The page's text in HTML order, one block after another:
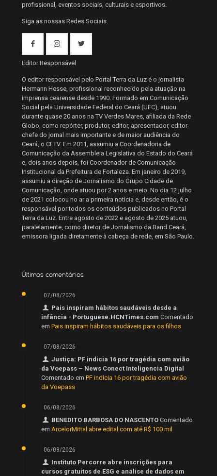
profissional, eventos sociais, culturais e esportivos.
Siga as nossas Redes Sociais.
Editor Responsável
O editor responsável pelo Portal Terra da Luz é o jornalista
Hermann Hesse, profissional reconhecido pela atuação na
imprensa cearense desde 1990. Formado em Comunicação
Social pela Universidade Federal do Ceará (UFC), atuou
durante quase 20 anos na TV Verdes Mares, afiliada da Rede
Globo, como repórter, produtor, editor, apresentador, editor-
chefe do jornal mais importante e de maior audiência do
Ceará, o CETV. Em 2011, assumiu a Coordenadoria de
Comunicação da Assembleia Legislativa do Estado do Ceará
e, dois anos depois, foi Coordenador de Comunicação
Institucional da Prefeitura de Fortaleza. Em janeiro de 2019,
assumiu a direção de Jornalismo do Grupo Cidade de
Comunicação, onde atuou por 2 anos e meio. No dia 12 julho
de 2021 colocou no ar a primeira notícia e, desde então, é o
responsável por todos os conteúdos publicados no Portal
Terra da Luz. Entre agosto de 2022 e agosto de 2025 atuou,
paralelamente, como diretor de Jornalismo da Band Ceará,
emissora ligada diretamente à cabeça de rede, em São Paulo.
Últimos comentários
07/08/2026
Pais inspiram hábitos saudáveis desde a
infância - Portuguese.HCNTimes.com Comentado
em Pais inspiram hábitos saudáveis para os filhos
07/08/2026
Justiça: PF indicia 16 por tragédia com avião
da Voepass – News Conect Inteligencia Digital
Comentado em PF indicia 16 por tragédia com avião
da Voepass
06/08/2026
BENEDITO BARBOSA DO NASCENTO Comentado
em ArcelorMittal abre edital com até R$ 100 mil
06/08/2026
Instituto Percorre abre inscrições para
cursos gratuitos de ESG e análise de dados em